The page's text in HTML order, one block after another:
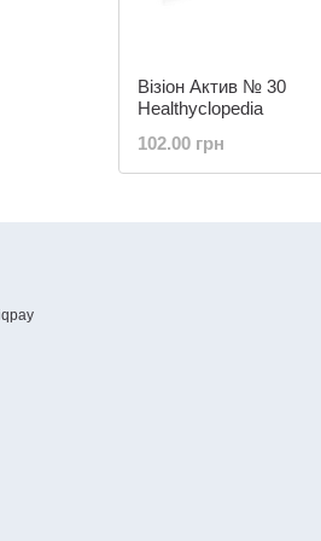
Візіон Актив № 30
Healthyclopedia
102.00 грн